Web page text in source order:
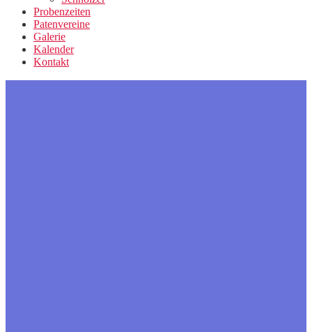
Probenzeiten
Patenvereine
Galerie
Kalender
Kontakt